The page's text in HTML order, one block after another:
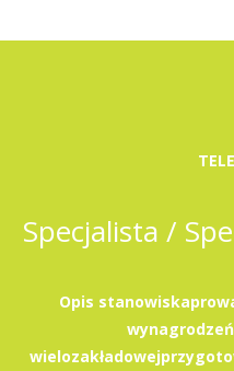
Specjalista /
Opis